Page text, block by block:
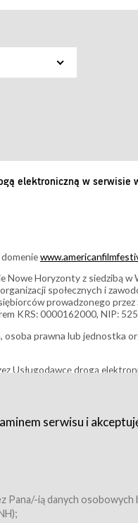
elektroniczną w
Nowe Horyzonty z siedzibą
społecznych i
prowadzonego
KRS: 0000162000, NIP:
osoba prawna lub jednostka
Usługodawcę drogą
zawarcie
zawarcie umowy z
dla danego Wydarzenia, tj.
i koncertach;
przez Usługodawcę w
serwisu i
Pana/-ią danych